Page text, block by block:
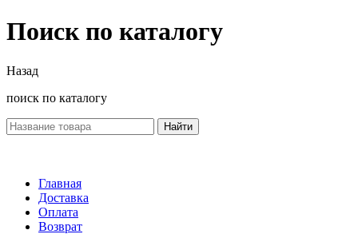
Поиск по каталогу
Назад
поиск по каталогу
Найти
Главная
Доставка
Оплата
Возврат